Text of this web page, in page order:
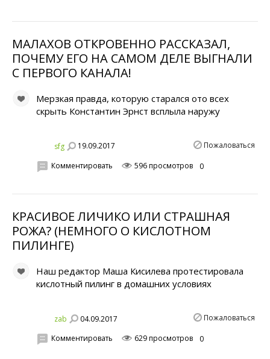
МАЛАХОВ ОТКРОВЕННО РАССКАЗАЛ,
ПОЧЕМУ ЕГО НА САМОМ ДЕЛЕ ВЫГНАЛИ
С ПЕРВОГО КАНАЛА!
Мерзкая правда, которую старался ото всех
скрыть Константин Эрнст всплыла наружу
sfg 19.09.2017 Пожаловаться
Комментировать 596 просмотров 0
КРАСИВОЕ ЛИЧИКО ИЛИ СТРАШНАЯ
РОЖА? (НЕМНОГО О КИСЛОТНОМ
ПИЛИНГЕ)
Наш редактор Маша Кисилева протестировала
кислотный пилинг в домашних условиях
zab 04.09.2017 Пожаловаться
Комментировать 629 просмотров 0